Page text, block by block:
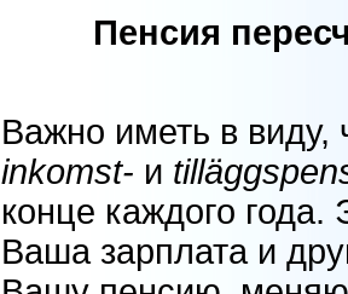
Пенсия
Важно иметь в виду,
inkomst- и
конце каждого года.
Ваша зарплата и